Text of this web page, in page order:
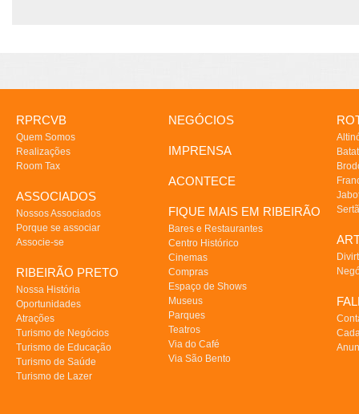
RPRCVB
Quem Somos
Realizações
Room Tax
ASSOCIADOS
Nossos Associados
Porque se associar
Associe-se
RIBEIRÃO PRETO
Nossa História
Oportunidades
Atrações
Turismo de Negócios
Turismo de Educação
Turismo de Saúde
Turismo de Lazer
NEGÓCIOS
IMPRENSA
ACONTECE
FIQUE MAIS EM RIBEIRÃO
Bares e Restaurantes
Centro Histórico
Cinemas
Compras
Espaço de Shows
Museus
Parques
Teatros
Via do Café
Via São Bento